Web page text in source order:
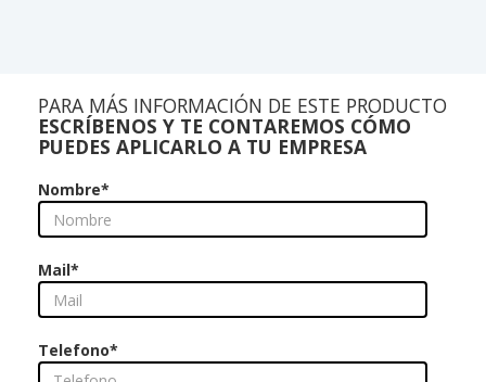
PARA MÁS INFORMACIÓN DE ESTE PRODUCTO
ESCRÍBENOS Y TE CONTAREMOS CÓMO
PUEDES APLICARLO A TU EMPRESA
Nombre*
Mail*
Telefono*